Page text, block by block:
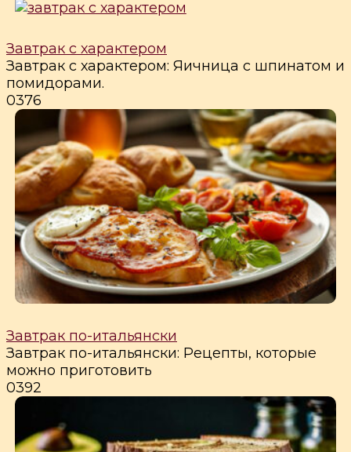
Завтрак с характером
Завтрак с характером: Яичница с шпинатом и
помидорами.
0376
Завтрак по-итальянски
Завтрак по-итальянски: Рецепты, которые
можно приготовить
0392